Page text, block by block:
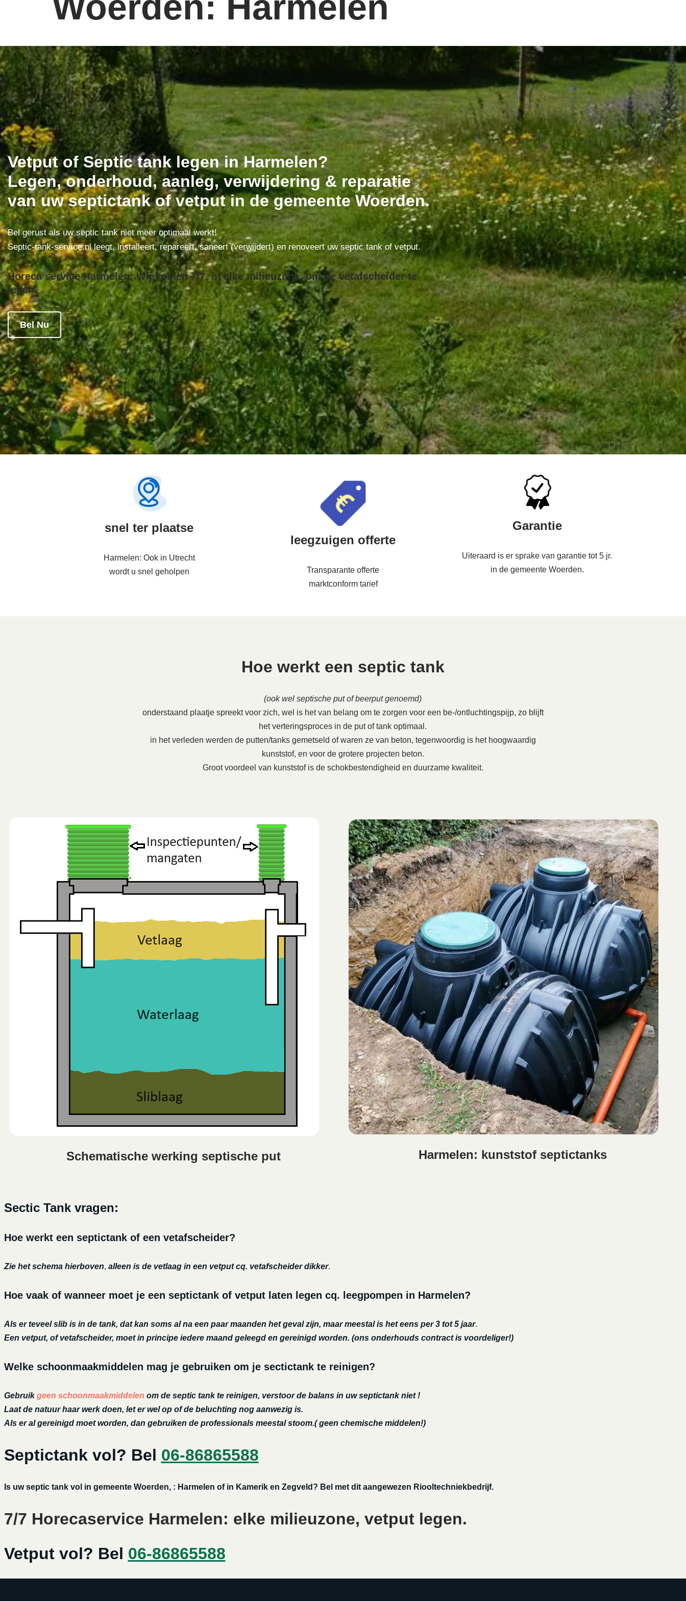
Vetput of Septic tank legen in Harmelen?
Legen, onderhoud, aanleg, verwijdering & reparatie
van uw septictank of vetput in de gemeente Woerden.
Bel gerust als uw septic tank niet meer optimaal werkt!
Septic-tank-service.nl leegt, installeert, repareert, saneert (verwijdert) en renoveert uw septic tank of vetput.
Horeca service Harmelen: Wij komen 7/7, in elke milieuzone, om de vetafscheider te
legen.
Bel Nu
snel ter plaatse
Harmelen: Ook in Utrecht
wordt u snel geholpen
leegzuigen offerte
Transparante offerte
marktconform tarief
Garantie
Uiteraard is er sprake van garantie tot 5 jr.
in de gemeente Woerden.
Hoe werkt een septic tank
(ook wel septische put of beerput genoemd)
onderstaand plaatje spreekt voor zich, wel is het van belang om te zorgen voor een be-/ontluchtingspijp, zo blijft
het verteringsproces in de put of tank optimaal.
in het verleden werden de putten/tanks gemetseld of waren ze van beton, tegenwoordig is het hoogwaardig
kunststof, en voor de grotere projecten beton.
Groot voordeel van kunststof is de schokbestendigheid en duurzame kwaliteit.
Schematische werking septische put Harmelen: kunststof septictanks
Sectic Tank vragen:
Hoe werkt een septictank of een vetafscheider?
Zie het schema hierboven, alleen is de vetlaag in een vetput cq. vetafscheider dikker.
Hoe vaak of wanneer moet je een septictank of vetput laten legen cq. leegpompen in Harmelen?
Als er teveel slib is in de tank, dat kan soms al na een paar maanden het geval zijn, maar meestal is het eens per 3 tot 5 jaar.
Een vetput, of vetafscheider, moet in principe iedere maand geleegd en gereinigd worden. (ons onderhouds contract is voordeliger!)
Welke schoonmaakmiddelen mag je gebruiken om je sectictank te reinigen?
Gebruikgeen schoonmaakmiddelen om de septic tank te reinigen, verstoor de balans in uw septictank niet !
Laat de natuur haar werk doen, let er wel op of de beluchting nog aanwezig is.
Als er al gereinigd moet worden, dan gebruiken de professionals meestal stoom.( geen chemische middelen!)
Septictank vol? Bel 06-86865588
Is uw septic tank vol in gemeente Woerden, : Harmelen of in Kamerik en Zegveld? Bel met dit aangewezen Riooltechniekbedrijf.
7/7 Horecaservice Harmelen: elke milieuzone, vetput legen.
Vetput vol? Bel 06-86865588